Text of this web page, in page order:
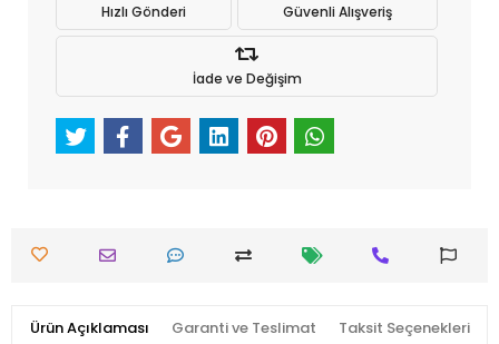
Hızlı Gönderi Güvenli Alışveriş
İade ve Değişim
Ürün Açıklaması Garanti ve Teslimat Taksit Seçenekleri